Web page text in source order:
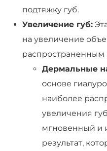
подтяжку губ.
Увеличение губ:
на увеличение
распространенным
Дермальные
основе
наиболее
увеличения
мгновенный и
результат,